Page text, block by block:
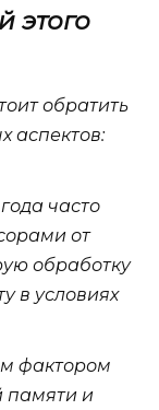
этого
обратить
аспектов:
часто
от
обработку
в условиях
фактором
памяти и